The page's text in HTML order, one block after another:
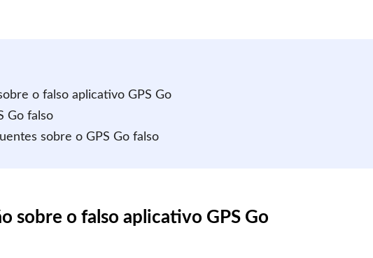
o falso aplicativo GPS Go
Go falso
sobre o GPS Go falso
sobre o falso aplicativo GPS Go